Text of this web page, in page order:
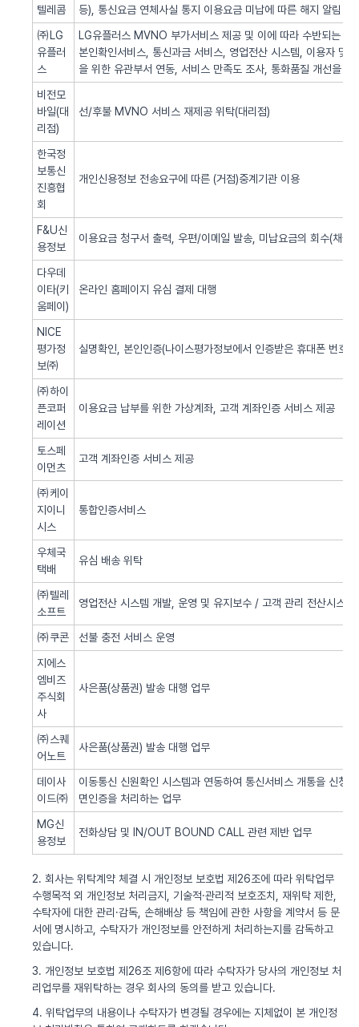
텔레콤
등), 통신요금 연체사실 통지 이용요금 미납에 따른 해지 알림 업
㈜LG
유플러
스
LG유플러스 MVNO 부가서비스 제공 및 이에 따라 수반되는
본인확인서비스, 통신과금 서비스, 영업전산 시스템, 이용자 및
을 위한 유관부서 연동, 서비스 만족도 조사, 통화품질 개선을 위
비전모
바일(대
리점)
선/후불 MVNO 서비스 재제공 위탁(대리점)
한국정
보통신
진흥협
회
개인신용정보 전송요구에 따른 (거점)중계기관 이용
F&U신
용정보
이용요금 청구서 출력, 우편/이메일 발송, 미납요금의 회수(채권
다우데
이타(키
움페이)
온라인 홈페이지 유심 결제 대행
NICE
평가정
보㈜
실명확인, 본인인증(나이스평가정보에서 인증받은 휴대폰 번호
㈜하이
픈코퍼
레이션
이용요금 납부를 위한 가상계좌, 고객 계좌인증 서비스 제공
토스페
이먼츠
고객 계좌인증 서비스 제공
㈜케이
지이니
시스
통합인증서비스
우체국
택배
유심 배송 위탁
㈜텔레
소프트
영업전산 시스템 개발, 운영 및 유지보수 / 고객 관리 전산시스
㈜쿠콘
선불 충전 서비스 운영
지에스
엠비즈
주식회
사
사은품(상품권) 발송 대행 업무
㈜스퀘
어노트
사은품(상품권) 발송 대행 업무
데이사
이드㈜
이동통신 신원확인 시스템과 연동하여 통신서비스 개통을 신청
면인증을 처리하는 업무
MG신
용정보
전화상담 및 IN/OUT BOUND CALL 관련 제반 업무
2. 회사는 위탁계약 체결 시 개인정보 보호법 제26조에 따라 위탁업무
수행목적 외 개인정보 처리금지, 기술적·관리적 보호조치, 재위탁 제한,
수탁자에 대한 관리·감독, 손해배상 등 책임에 관한 사항을 계약서 등 문
서에 명시하고, 수탁자가 개인정보를 안전하게 처리하는지를 감독하고
있습니다.
3. 개인정보 보호법 제26조 제6항에 따라 수탁자가 당사의 개인정보 처
리업무를 재위탁하는 경우 회사의 동의를 받고 있습니다.
4. 위탁업무의 내용이나 수탁자가 변경될 경우에는 지체없이 본 개인정